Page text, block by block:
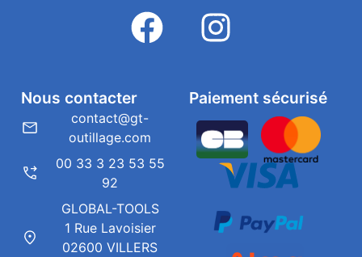
Paiement sécurisé
Nous contacter
contact@gt-
outillage.com
00 33 3 23 53 55
92
GLOBAL-TOOLS
1 Rue Lavoisier
02600 VILLERS